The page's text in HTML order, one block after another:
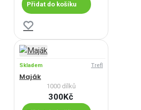
Přidat do košíku
Skladem Trefl
Maják
1000 dílků
300Kč